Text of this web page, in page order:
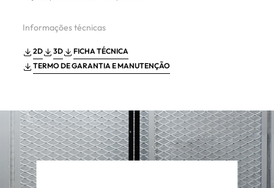
Informações técnicas
2D 3D
FICHA TÉCNICA
TERMO DE GARANTIA E MANUTENÇÃO